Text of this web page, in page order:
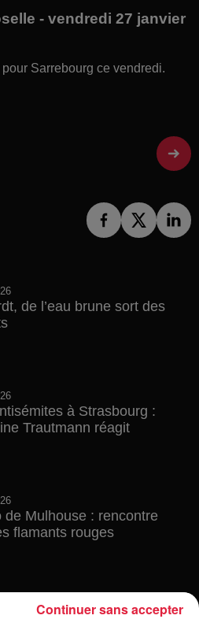
- vendredi 27 janvier
Sarrebourg ce vendredi.
de l’eau brune sort des
à Strasbourg :
Trautmann réagit
de Mulhouse : rencontre
flamants rouges
Continuer sans accepter